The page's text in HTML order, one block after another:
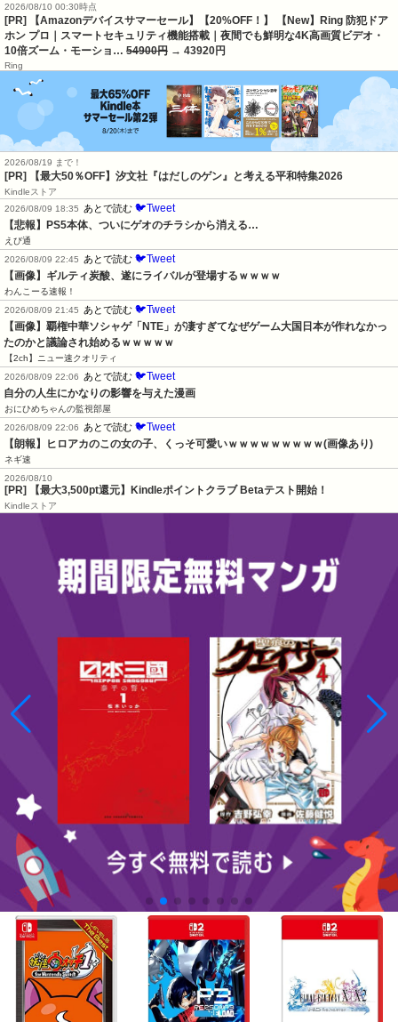
2026/08/10 00:30時点
[PR] 【Amazonデバイスサマーセール】【20%OFF！】 【New】Ring 防犯ドア
ホン プロ｜スマートセキュリティ機能搭載｜夜間でも鮮明な4K高画質ビデオ・
10倍ズーム・モーショ… 54900円 → 43920円
Ring
2026/08/19 まで！
[PR] 【最大50％OFF】汐文社『はだしのゲン』と考える平和特集2026
Kindleストア
2026/08/09 18:35
あとで読む 🐦Tweet
【悲報】PS5本体、ついにゲオのチラシから消える…
えび通
2026/08/09 22:45
あとで読む 🐦Tweet
【画像】ギルティ炭酸、遂にライバルが登場するｗｗｗｗ
わんこーる速報！
2026/08/09 21:45
あとで読む 🐦Tweet
【画像】覇権中華ソシャゲ「NTE」が凄すぎてなぜゲーム大国日本が作れなかっ
たのかと議論され始めるｗｗｗｗｗ
【2ch】ニュー速クオリティ
2026/08/09 22:06
あとで読む 🐦Tweet
自分の人生にかなりの影響を与えた漫画
おにひめちゃんの監視部屋
2026/08/09 22:06
あとで読む 🐦Tweet
【朗報】ヒロアカのこの女の子、くっそ可愛いｗｗｗｗｗｗｗｗｗ(画像あり)
ネギ速
2026/08/10
[PR] 【最大3,500pt還元】Kindleポイントクラブ Betaテスト開始！
Kindleストア